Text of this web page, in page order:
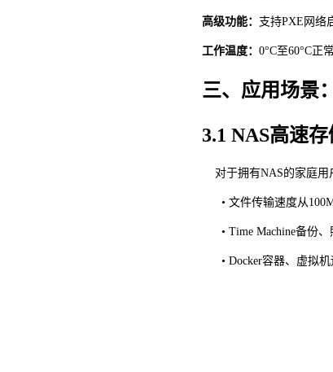
高级功能： 支持PXE网络
工作温度： 0°C至60°C正
三、应用场景
3.1 NAS高速存
对于拥有NAS的家庭用
• 文件传输速度从
• Time Machine备份
• Docker容器、虚拟